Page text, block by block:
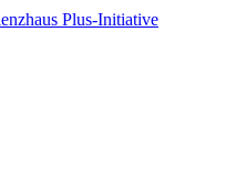
Plus-Initiative